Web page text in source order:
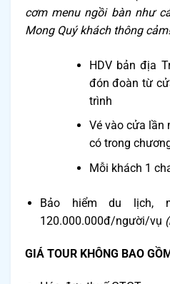
cơm menu ngồi bàn như
Mong Quý khách thông cảm!
HDV bản địa
đón đoàn từ
trình
Vé vào cửa lần
có trong
Mỗi khách 1
Bảo hiểm du lịch,
120.000.000đ/người/vụ
GIÁ TOUR KHÔNG BAO